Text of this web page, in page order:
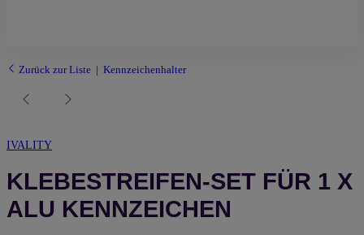
Zurück zur Liste Kennzeichenhalter
IVALITY
KLEBESTREIFEN-SET FÜR 1 X
ALU KENNZEICHEN